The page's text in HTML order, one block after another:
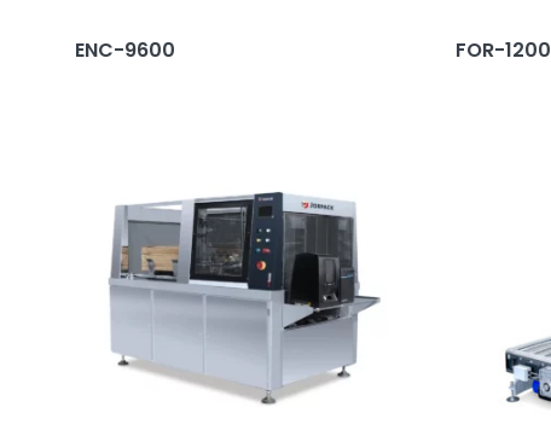
ENC-9600 FOR-1200